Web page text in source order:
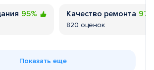
95% Качество ремонта
820 оценок
Показать еще